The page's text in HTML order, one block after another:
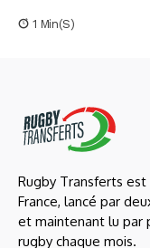
1 Min(s)
Rugby Transferts
France, lancé par
et maintenant lu par
rugby chaque mois.